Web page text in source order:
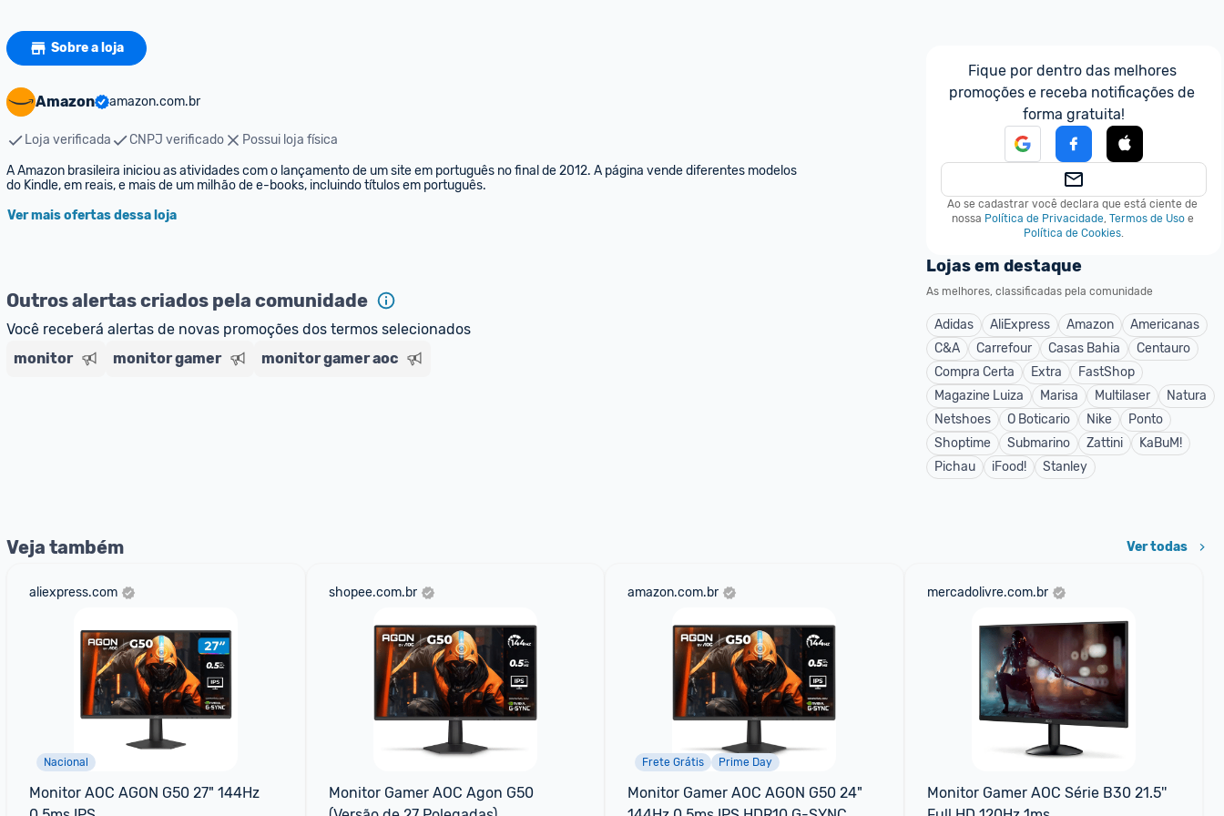
Sobre a loja
Amazon amazon.com.br
Loja verificada CNPJ verificado
Possui loja física
A Amazon brasileira iniciou as atividades com o lançamento de um site em português no final de 2012. A página vende diferentes modelos
do Kindle, em reais, e mais de um milhão de e-books, incluindo títulos em português.
Ver mais ofertas dessa loja
Outros alertas criados pela comunidade
Você receberá alertas de novas promoções dos termos selecionados
monitor
monitor gamer monitor gamer aoc
Fique por dentro das melhores
promoções e receba notificações de
forma gratuita!
Ao se cadastrar você declara que está ciente de
nossa Política de Privacidade, Termos de Uso e
Política de Cookies.
Lojas em destaque
As melhores, classificadas pela comunidade
Adidas AliExpress Amazon
Americanas
C&A
Carrefour Casas Bahia
Centauro
Compra Certa
Extra
FastShop
Magazine Luiza
Marisa Multilaser
Natura
Netshoes
O Boticario Nike
Ponto
Shoptime
Submarino Zattini
KaBuM!
Pichau
iFood! Stanley
Veja também Ver todas
aliexpress.com
Nacional
Monitor AOC AGON G50 27" 144Hz
shopee.com.br
Monitor Gamer AOC Agon G50
amazon.com.br
Frete Grátis Prime Day
Monitor Gamer AOC AGON G50 24"
mercadolivre.com.br
Monitor Gamer AOC Série B30 21.5''